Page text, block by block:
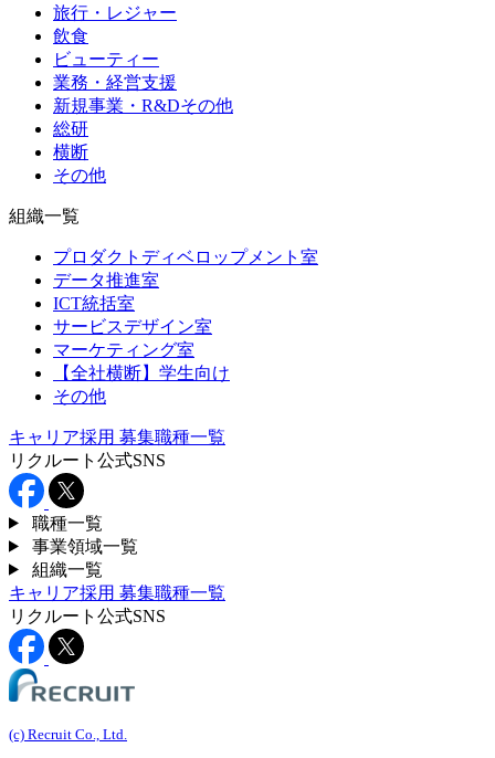
旅行・レジャー
飲食
ビューティー
業務・経営支援
新規事業・R&Dその他
総研
横断
その他
組織一覧
プロダクトディベロップメント室
データ推進室
ICT統括室
サービスデザイン室
マーケティング室
【全社横断】学生向け
その他
キャリア採用 募集職種一覧
リクルート公式SNS
職種一覧
事業領域一覧
組織一覧
キャリア採用 募集職種一覧
リクルート公式SNS
(c) Recruit Co., Ltd.